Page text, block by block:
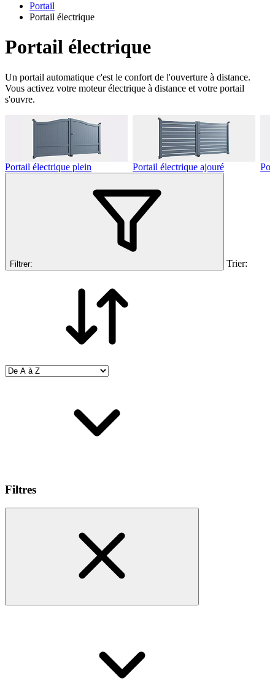
Portail
Portail électrique
Portail électrique
Un portail automatique c'est le confort de l'ouverture à distance.
Vous activez votre moteur électrique à distance et votre portail
s'ouvre.
Portail électrique plein Portail électrique ajouré
Filtrer: Trier:
Filtres